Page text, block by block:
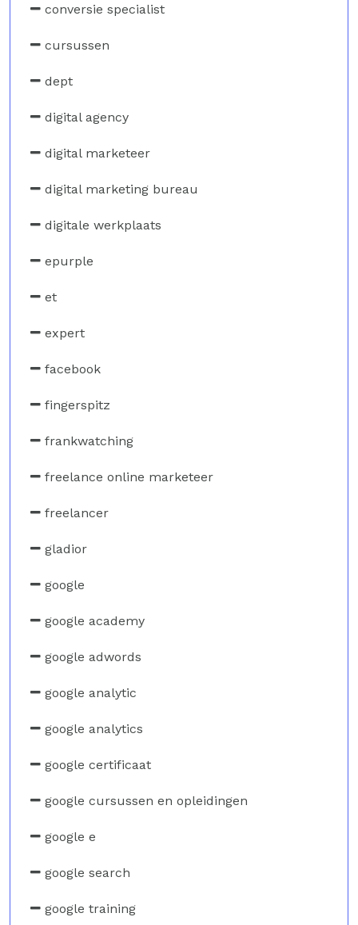
conversie specialist
cursussen
dept
digital agency
digital marketeer
digital marketing bureau
digitale werkplaats
epurple
et
expert
facebook
fingerspitz
frankwatching
freelance online marketeer
freelancer
gladior
google
google academy
google adwords
google analytic
google analytics
google certificaat
google cursussen en opleidingen
google e
google search
google training